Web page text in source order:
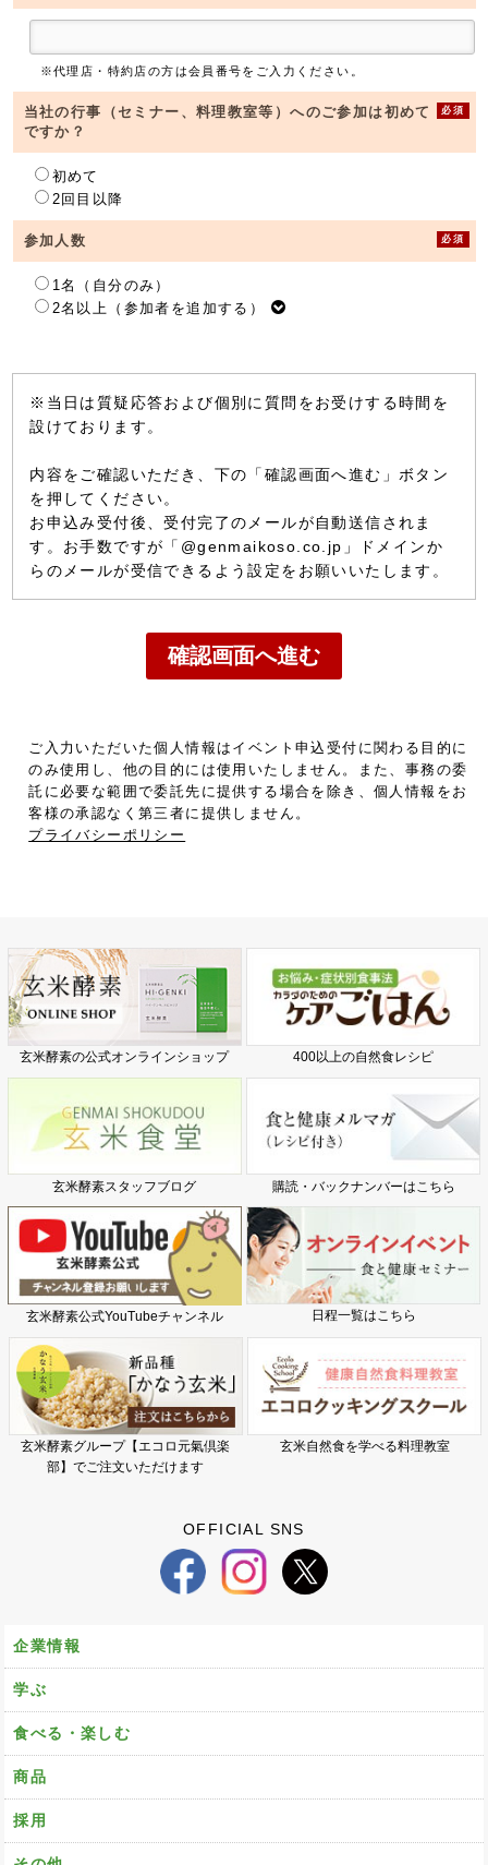
※代理店・特約店の方は会員番号をご入力ください。
当社の行事（セミナー、料理教室等）へのご参加は初めて
ですか？
必須
初めて
2回目以降
参加人数 必須
1名（自分のみ）
2名以上（参加者を追加する）
※当日は質疑応答および個別に質問をお受けする時間を
設けております。
内容をご確認いただき、下の「確認画面へ進む」ボタン
を押してください。
お申込み受付後、受付完了のメールが自動送信されま
す。お手数ですが「@genmaikoso.co.jp」ドメインか
らのメールが受信できるよう設定をお願いいたします。
ご入力いただいた個人情報はイベント申込受付に関わる目的に
のみ使用し、他の目的には使用いたしません。また、事務の委
託に必要な範囲で委託先に提供する場合を除き、個人情報をお
客様の承認なく第三者に提供しません。
プライバシーポリシー
玄米酵素の公式オンラインショップ 400以上の自然食レシピ
玄米酵素スタッフブログ 購読・バックナンバーはこちら
玄米酵素公式YouTubeチャンネル 日程一覧はこちら
玄米酵素グループ【エコロ元氣倶楽
部】でご注文いただけます
玄米自然食を学べる料理教室
OFFICIAL SNS
企業情報
学ぶ
食べる・楽しむ
商品
採用